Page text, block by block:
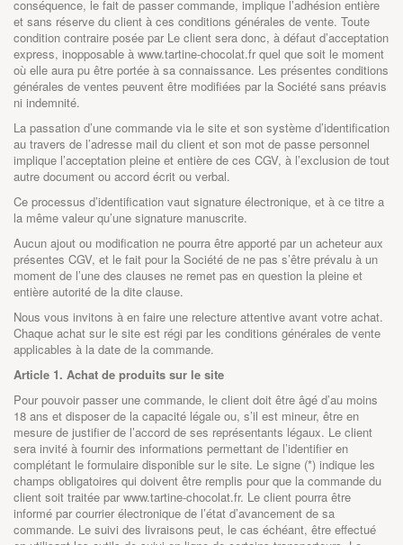
conséquence, le fait de passer commande, implique l’adhésion entière
et sans réserve du client à ces conditions générales de vente. Toute
condition contraire posée par Le client sera donc, à défaut d’acceptation
express, inopposable à www.tartine-chocolat.fr quel que soit le moment
où elle aura pu être portée à sa connaissance. Les présentes conditions
générales de ventes peuvent être modifiées par la Société sans préavis
ni indemnité.
La passation d’une commande via le site et son système d’identification
au travers de l’adresse mail du client et son mot de passe personnel
implique l’acceptation pleine et entière de ces CGV, à l’exclusion de tout
autre document ou accord écrit ou verbal.
Ce processus d’identification vaut signature électronique, et à ce titre a
la même valeur qu’une signature manuscrite.
Aucun ajout ou modification ne pourra être apporté par un acheteur aux
présentes CGV, et le fait pour la Société de ne pas s’être prévalu à un
moment de l’une des clauses ne remet pas en question la pleine et
entière autorité de la dite clause.
Nous vous invitons à en faire une relecture attentive avant votre achat.
Chaque achat sur le site est régi par les conditions générales de vente
applicables à la date de la commande.
Article 1. Achat de produits sur le site
Pour pouvoir passer une commande, le client doit être âgé d’au moins
18 ans et disposer de la capacité légale ou, s’il est mineur, être en
mesure de justifier de l’accord de ses représentants légaux. Le client
sera invité à fournir des informations permettant de l’identifier en
complétant le formulaire disponible sur le site. Le signe (*) indique les
champs obligatoires qui doivent être remplis pour que la commande du
client soit traitée par www.tartine-chocolat.fr. Le client pourra être
informé par courrier électronique de l’état d’avancement de sa
commande. Le suivi des livraisons peut, le cas échéant, être effectué